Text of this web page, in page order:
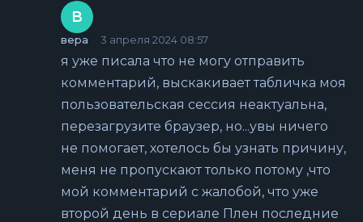
В
вера 3 апреля 2024 08:57
я уже писала что не могу отправить
комментарий, выскакивает табличка моя
пользовательская сессия неактуальна,
перезагрузите браузер, но...увы ничего
не помогает, хотелось бы узнать причину,
меня не пропускают только потому ,что
мой комментарий с жалобой, что уже
второй день в сериале Плен последние